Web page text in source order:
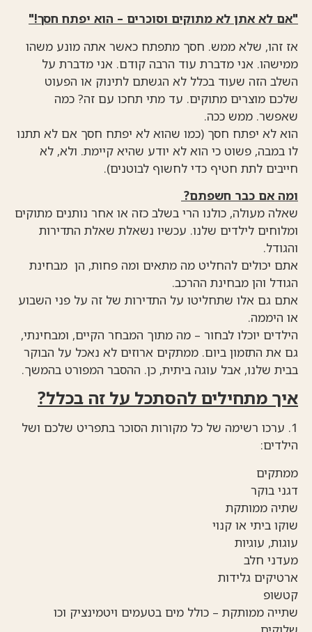
"אם לא אתן לא מתוקים וסוכרים – הוא יפתח חסך!"
אז זהו, שלא ממש. חסך מתפתח כאשר אתה מונע משהו
ממישהו. אני מדברת עוד הרבה קודם. אני מדברת על
השלב הזה שעוד בכלל לא הגשתם לתינוק או הפעוט
שלכם מוצרים מתוקים. עד מתי תחכו עם זה? כמה
שאפשר. ממש ככה.
הוא לא יפתח חסך (כמו שהוא לא יפתח חסך אם לא תתנו
לו במבה, פשוט כי הוא לא יודע שהיא קיימת. ולא, לא
חייבים לתת חטיף כדי לחשוף לבוטנים).
ומה אם כבר חשפתם?
שאלה מעולה, כולנו הרי בשלב כזה או אחר נותנים מתוקים
ומלוחים לילדים שלנו. עכשיו נשאלת שאלת התדירות
והגודל.
אתם יכולים להחליט מה מתאים ומה פחות, הן מבחינת
הגודל והן מבחינת ההרכב.
אתם גם אלו שתחליטו על התדירות של זה על פני השבוע
או היממה.
הילדים יוכלו לבחור – מה מתוך המבחר הקיים, ומבחינתי,
גם את התזמון ביום. ממתקים ארוזים לא נאכל על הבוקר
בבית שלנו, אבל עוגה ביתית, כן. ההסבר המפורט בהמשך.
איך מתחילים להסתכל על זה בכלל?
1. ערכו רשימה של כל מקורות הסוכר בתפריט שלכם ושל
הילדים:
ממתקים
דגני בוקר
שתיה ממותקת
שוקו ביתי או קנוי
עוגות, עוגיות
מעדני חלב
ארטיקים גלידות
קטשופ
שתייה ממותקת – כולל מים בטעמים ויטמינציק וכו